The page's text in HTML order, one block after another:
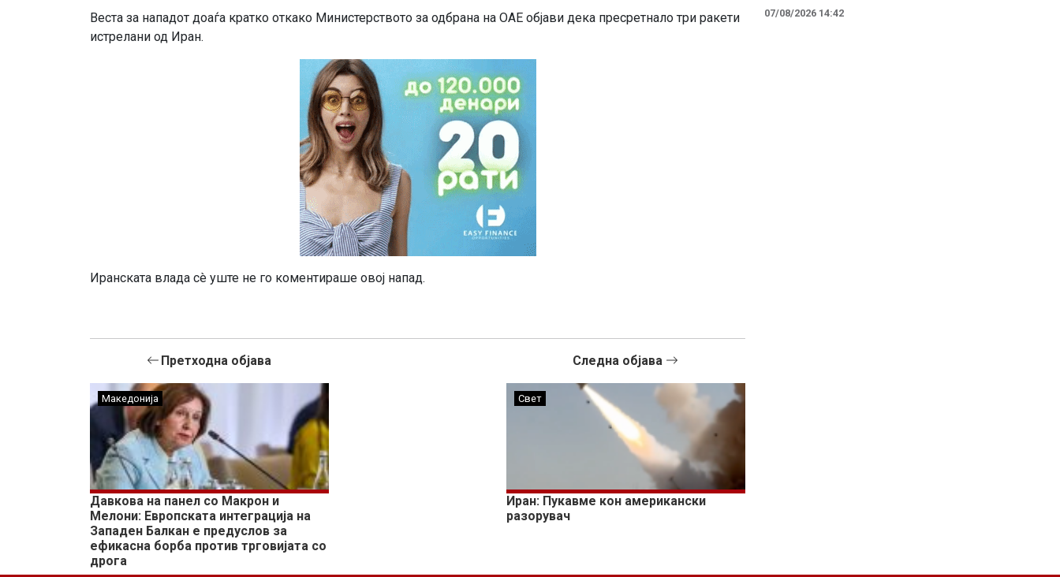
Веста за нападот доаѓа кратко откако Министерството за одбрана на ОАЕ објави дека пресретнало три ракети
истрелани од Иран.
Иранската влада сè уште не го коментираше овој напад.
Претходна објава
Македонија
Давкова на панел со Макрон и
Мелони: Европската интеграција на
Западен Балкан е предуслов за
ефикасна борба против трговијата со
дрога
Следна објава
Свет
Иран: Пукавме кон американски
разорувач
07/08/2026 14:42